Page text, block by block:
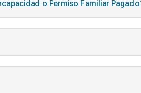
o Permiso Familiar